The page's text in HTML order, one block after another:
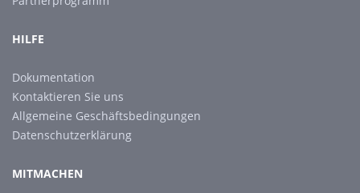
HILFE
Dokumentation
Kontaktieren Sie uns
Allgemeine Geschäftsbedingungen
Datenschutzerklärung
MITMACHEN